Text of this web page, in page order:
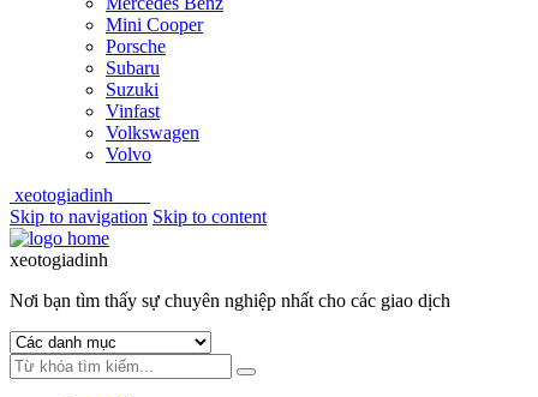
Mini Cooper
Porsche
Subaru
Suzuki
Vinfast
Volkswagen
Volvo
xeotogiadinh
Skip to navigation Skip to content
xeotogiadinh
Nơi bạn tìm thấy sự chuyên nghiệp nhất cho các giao dịch